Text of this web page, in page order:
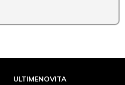
ULTIMENOVITA